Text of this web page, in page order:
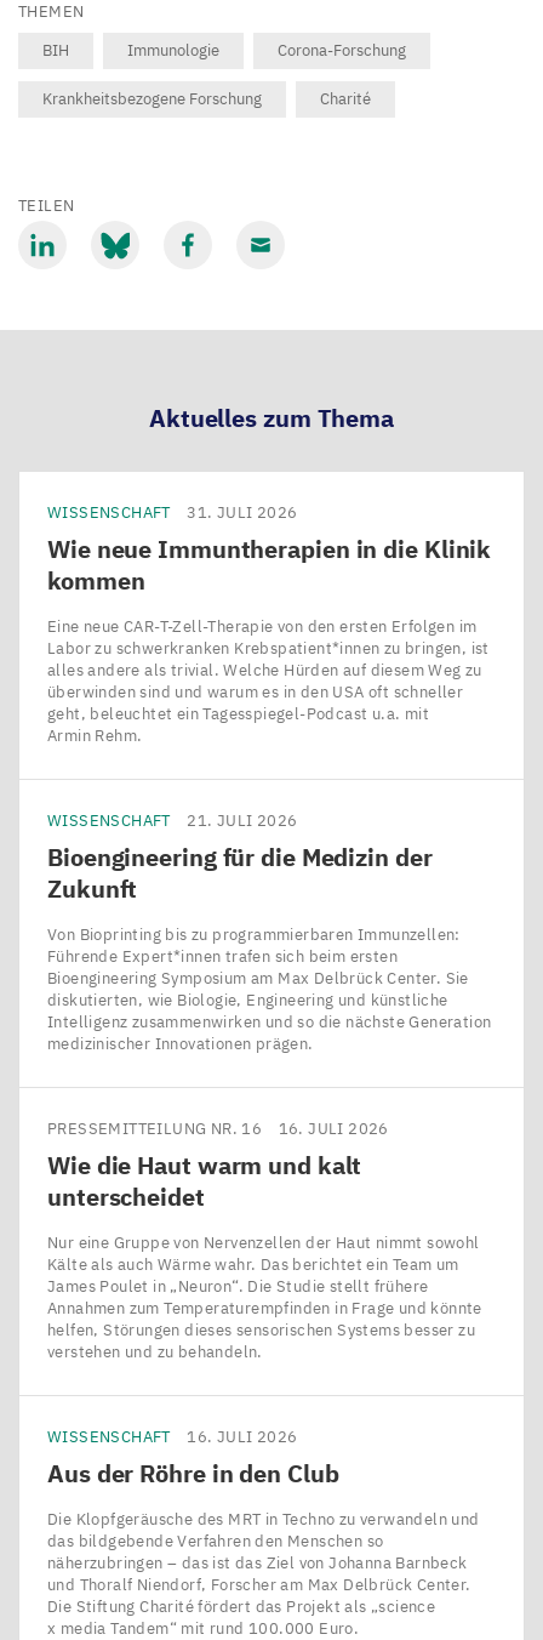
THEMEN
BIH
Immunologie Corona-Forschung
Krankheitsbezogene Forschung Charité
TEILEN
Aktuelles zum Thema
WISSENSCHAFT 31. JULI 2026
Wie neue Immuntherapien in die Klinik
kommen
Eine neue CAR-T-Zell-Therapie von den ersten Erfolgen im
Labor zu schwerkranken Krebspatient*innen zu bringen, ist
alles andere als trivial. Welche Hürden auf diesem Weg zu
überwinden sind und warum es in den USA oft schneller
geht, beleuchtet ein Tagesspiegel-Podcast u.a. mit
Armin Rehm.
WISSENSCHAFT 21. JULI 2026
Bioengineering für die Medizin der
Zukunft
Von Bioprinting bis zu programmierbaren Immunzellen:
Führende Expert*innen trafen sich beim ersten
Bioengineering Symposium am Max Delbrück Center. Sie
diskutierten, wie Biologie, Engineering und künstliche
Intelligenz zusammenwirken und so die nächste Generation
medizinischer Innovationen prägen.
PRESSEMITTEILUNG NR. 16 16. JULI 2026
Wie die Haut warm und kalt
unterscheidet
Nur eine Gruppe von Nervenzellen der Haut nimmt sowohl
Kälte als auch Wärme wahr. Das berichtet ein Team um
James Poulet in ​„Neuron“. Die Studie stellt frühere
Annahmen zum Temperaturempfinden in Frage und könnte
helfen, Störungen dieses sensorischen Systems besser zu
verstehen und zu behandeln.
WISSENSCHAFT 16. JULI 2026
Aus der Röhre in den Club
Die Klopfgeräusche des MRT in Techno zu verwandeln und
das bildgebende Verfahren den Menschen so
näherzubringen – das ist das Ziel von Johanna Barnbeck
und Thoralf Niendorf, Forscher am Max Delbrück Center.
Die Stiftung Charité fördert das Projekt als ​„science
x media Tandem“ mit rund 100.000 Euro.